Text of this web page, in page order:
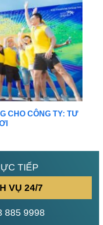
CHO CÔNG TY: TƯ
TIẾP
VỤ 24/7
885 9998